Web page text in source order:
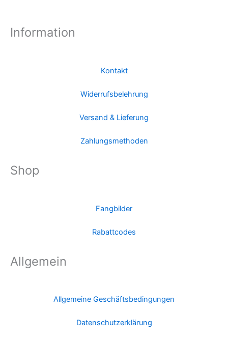
Information
Kontakt
Widerrufsbelehrung
Versand & Lieferung
Zahlungsmethoden
Shop
Fangbilder
Rabattcodes
Allgemein
Allgemeine Geschäftsbedingungen
Datenschutzerklärung